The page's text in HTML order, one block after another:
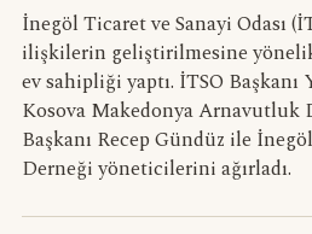
İnegöl Ticaret ve Sanayi Odası
ilişkilerin geliştirilmesine
ev sahipliği yaptı. İTSO
Kosova Makedonya Arnavutluk
Başkanı Recep Gündüz ile
Derneği yöneticilerini ağırladı.